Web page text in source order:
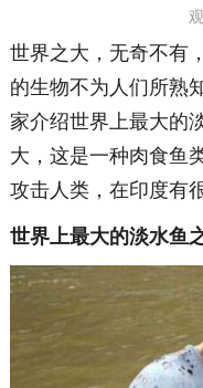
世界之大，无奇不有
的生物不为人们所熟
家介绍世界上最大的
大，这是一种肉食鱼
攻击人类，在印度有
世界上最大的淡水鱼